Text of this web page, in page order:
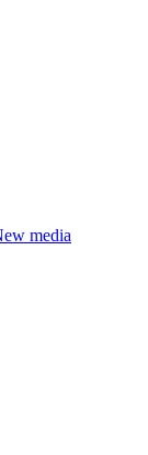
media